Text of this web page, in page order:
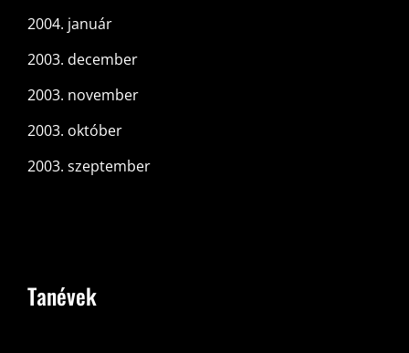
2004. január
2003. december
2003. november
2003. október
2003. szeptember
Tanévek